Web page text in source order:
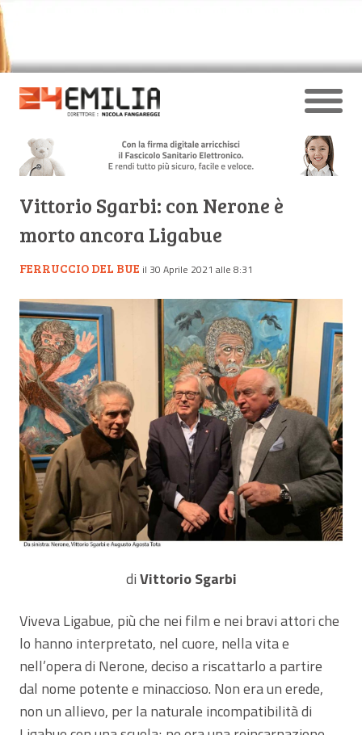
Vittorio Sgarbi: con Nerone è
morto ancora Ligabue
FERRUCCIO DEL BUE il 30 Aprile 2021 alle 8:31
diVittorio Sgarbi
Viveva Ligabue, più che nei film e nei bravi attori che
lo hanno interpretato, nel cuore, nella vita e
nell’opera di Nerone, deciso a riscattarlo a partire
dal nome potente e minaccioso. Non era un erede,
non un allievo, per la naturale incompatibilità di